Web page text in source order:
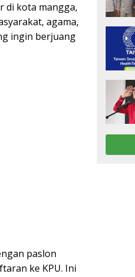
di kota mangga,
agama,
ingin berjuang
paslon
ke KPU. Ini